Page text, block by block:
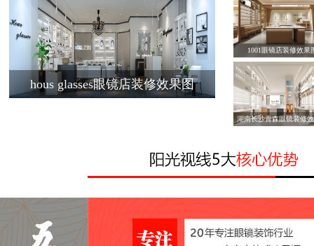
hous glasses眼镜店装修效果图
1001眼镜店装修效果
湖南长沙青森眼镜装修